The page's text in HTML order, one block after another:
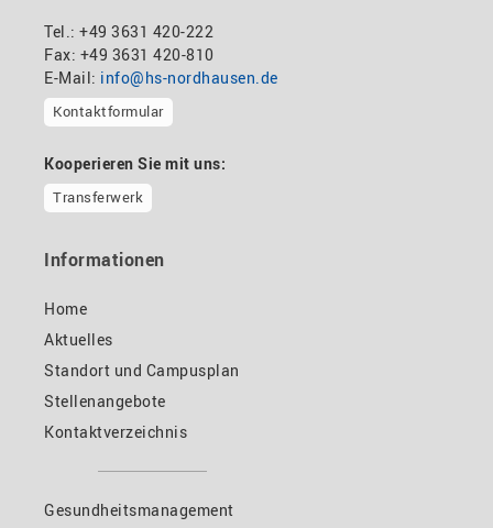
Tel.: +49 3631 420-222
Fax: +49 3631 420-810
E-Mail: info@hs-nordhausen.de
Kontaktformular
Kooperieren Sie mit uns:
Transferwerk
Informationen
Home
Aktuelles
Standort und Campusplan
Stellenangebote
Kontaktverzeichnis
Gesundheitsmanagement